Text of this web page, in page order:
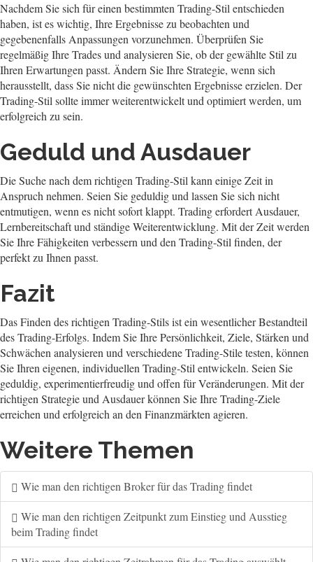
Nachdem Sie sich für einen bestimmten Trading-Stil entschieden
haben, ist es wichtig, Ihre Ergebnisse zu beobachten und
gegebenenfalls Anpassungen vorzunehmen. Überprüfen Sie
regelmäßig Ihre Trades und analysieren Sie, ob der gewählte Stil zu
Ihren Erwartungen passt. Ändern Sie Ihre Strategie, wenn sich
herausstellt, dass Sie nicht die gewünschten Ergebnisse erzielen. Der
Trading-Stil sollte immer weiterentwickelt und optimiert werden, um
erfolgreich zu sein.
Geduld und Ausdauer
Die Suche nach dem richtigen Trading-Stil kann einige Zeit in
Anspruch nehmen. Seien Sie geduldig und lassen Sie sich nicht
entmutigen, wenn es nicht sofort klappt. Trading erfordert Ausdauer,
Lernbereitschaft und ständige Weiterentwicklung. Mit der Zeit werden
Sie Ihre Fähigkeiten verbessern und den Trading-Stil finden, der
perfekt zu Ihnen passt.
Fazit
Das Finden des richtigen Trading-Stils ist ein wesentlicher Bestandteil
des Trading-Erfolgs. Indem Sie Ihre Persönlichkeit, Ziele, Stärken und
Schwächen analysieren und verschiedene Trading-Stile testen, können
Sie Ihren eigenen, individuellen Trading-Stil entwickeln. Seien Sie
geduldig, experimentierfreudig und offen für Veränderungen. Mit der
richtigen Strategie und Ausdauer können Sie Ihre Trading-Ziele
erreichen und erfolgreich an den Finanzmärkten agieren.
Weitere Themen
Wie man den richtigen Broker für das Trading findet
Wie man den richtigen Zeitpunkt zum Einstieg und Ausstieg
beim Trading findet